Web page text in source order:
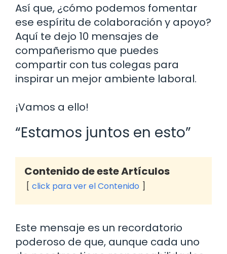
Así que, ¿cómo podemos fomentar
ese espíritu de colaboración y apoyo?
Aquí te dejo 10 mensajes de
compañerismo que puedes
compartir con tus colegas para
inspirar un mejor ambiente laboral.
¡Vamos a ello!
“Estamos juntos en esto”
Contenido de este Artículos
click para ver el Contenido
Este mensaje es un recordatorio
poderoso de que, aunque cada uno